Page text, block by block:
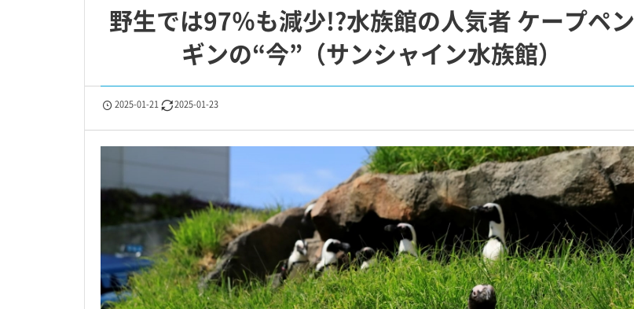
野生では97％も減少!?水族館の人気者 ケープペン
ギンの“今”（サンシャイン水族館）
2025-01-21 2025-01-23